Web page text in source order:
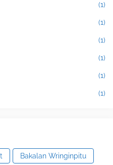
(1)
(1)
(1)
(1)
(1)
(1)
Bakalan Wringinpitu